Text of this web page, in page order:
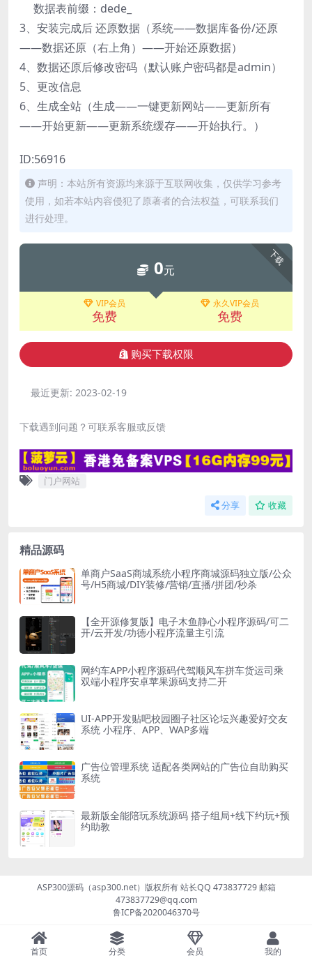
数据表前缀：dede_
3、安装完成后 还原数据（系统——数据库备份/还原
——数据还原（右上角）——开始还原数据）
4、数据还原后修改密码（默认账户密码都是admin）
5、更改信息
6、生成全站（生成——一键更新网站——更新所有
——开始更新——更新系统缓存——开始执行。）
ID:56916
声明：本站所有资源均来源于互联网收集，仅供学习参考
使用，如若本站内容侵犯了原著者的合法权益，可联系我们
进行处理。
下载
0元
VIP会员
免费
永久VIP会员
免费
购买下载权限
最近更新: 2023-02-19
下载遇到问题？可联系客服或反馈
门户网站
分享 收藏
精品源码
单商户SaaS商城系统小程序商城源码独立版/公众
号/H5商城/DIY装修/营销/直播/拼团/秒杀
【全开源修复版】电子木鱼静心小程序源码/可二
开/云开发/功德小程序流量主引流
网约车APP小程序源码代驾顺风车拼车货运司乘
双端小程序安卓苹果源码支持二开
UI-APP开发贴吧校园圈子社区论坛兴趣爱好交友
系统 小程序、APP、WAP多端
广告位管理系统 适配各类网站的广告位自助购买
系统
最新版全能陪玩系统源码 搭子组局+线下约玩+预
约助教
ASP300源码（asp300.net）版权所有 站长QQ 473837729 邮箱
473837729@qq.com
鲁ICP备2020046370号
首页 分类 会员 我的